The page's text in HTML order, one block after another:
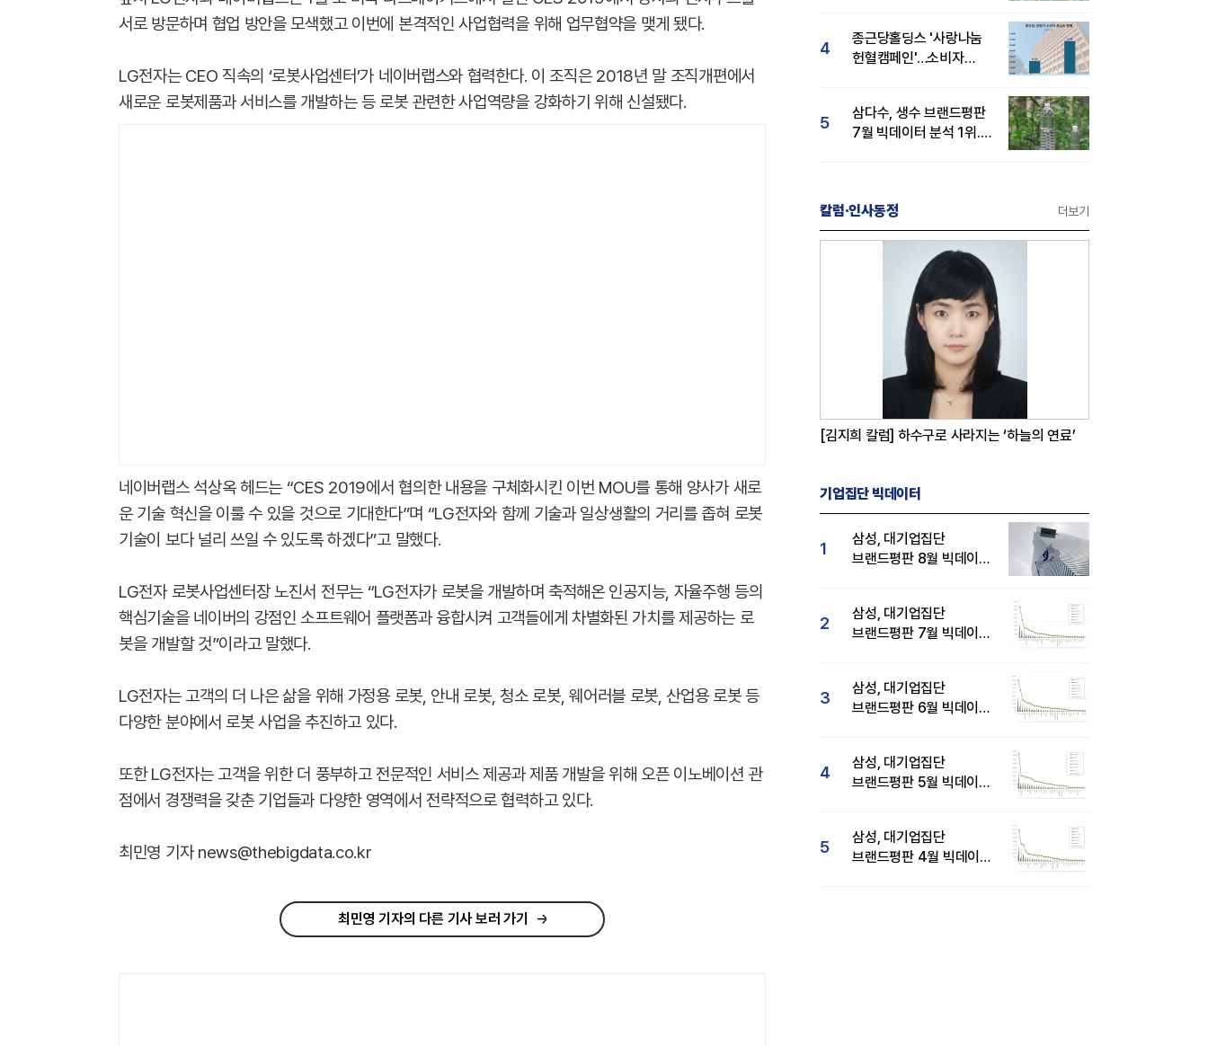
서로 방문하며 협업 방안을 모색했고 이번에 본격적인 사업협력을 위해 업무협약을 맺게 됐다.
LG전자는 CEO 직속의 ‘로봇사업센터’가 네이버랩스와 협력한다. 이 조직은 2018년 말 조직개편에서
새로운 로봇제품과 서비스를 개발하는 등 로봇 관련한 사업역량을 강화하기 위해 신설됐다.
네이버랩스 석상옥 헤드는 “CES 2019에서 협의한 내용을 구체화시킨 이번 MOU를 통해 양사가 새로
운 기술 혁신을 이룰 수 있을 것으로 기대한다”며 “LG전자와 함께 기술과 일상생활의 거리를 좁혀 로봇
기술이 보다 널리 쓰일 수 있도록 하겠다”고 말했다.
LG전자 로봇사업센터장 노진서 전무는 “LG전자가 로봇을 개발하며 축적해온 인공지능, 자율주행 등의
핵심기술을 네이버의 강점인 소프트웨어 플랫폼과 융합시켜 고객들에게 차별화된 가치를 제공하는 로
봇을 개발할 것”이라고 말했다.
LG전자는 고객의 더 나은 삶을 위해 가정용 로봇, 안내 로봇, 청소 로봇, 웨어러블 로봇, 산업용 로봇 등
다양한 분야에서 로봇 사업을 추진하고 있다.
또한 LG전자는 고객을 위한 더 풍부하고 전문적인 서비스 제공과 제품 개발을 위해 오픈 이노베이션 관
점에서 경쟁력을 갖춘 기업들과 다양한 영역에서 전략적으로 협력하고 있다.
최민영 기자 news@thebigdata.co.kr
최민영 기자의 다른 기사 보러 가기
4
종근당홀딩스 '사랑나눔
헌혈캠페인'…소비자
5
삼다수, 생수 브랜드평판
7월 빅데이터 분석 1위...
칼럼·인사동정 더보기
[김지희 칼럼] 하수구로 사라지는 ‘하늘의 연료’
기업집단 빅데이터
1
삼성, 대기업집단
브랜드평판 8월 빅데이터
2
삼성, 대기업집단
브랜드평판 7월 빅데이터
3
삼성, 대기업집단
브랜드평판 6월 빅데이터
4
삼성, 대기업집단
브랜드평판 5월 빅데이터
5
삼성, 대기업집단
브랜드평판 4월 빅데이터